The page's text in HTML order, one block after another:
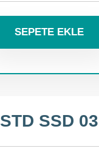
SEPETE EKLE
STD SSD 03